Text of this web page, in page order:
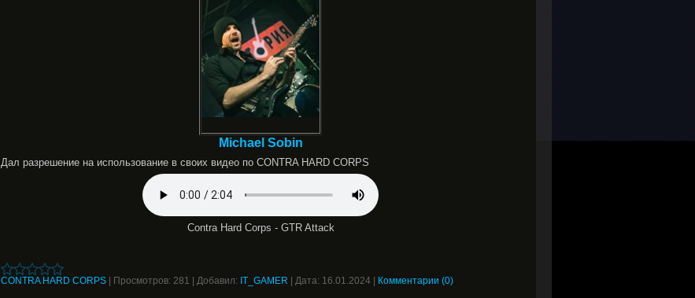
Michael Sobin
Дал разрешение на использование в своих видео по CONTRA HARD CORPS
Contra Hard Corps - GTR Attack
CONTRA HARD CORPS Просмотров: 281 Добавил: IT_GAMER Дата: 16.01.2024 Комментарии (0)